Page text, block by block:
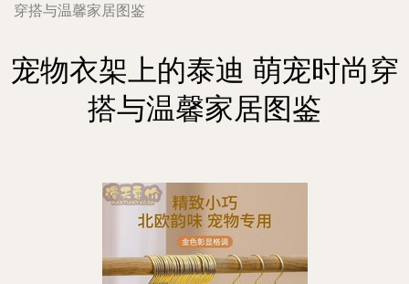
穿搭与温馨家居图鉴
宠物衣架上的泰迪 萌宠时尚穿
搭与温馨家居图鉴